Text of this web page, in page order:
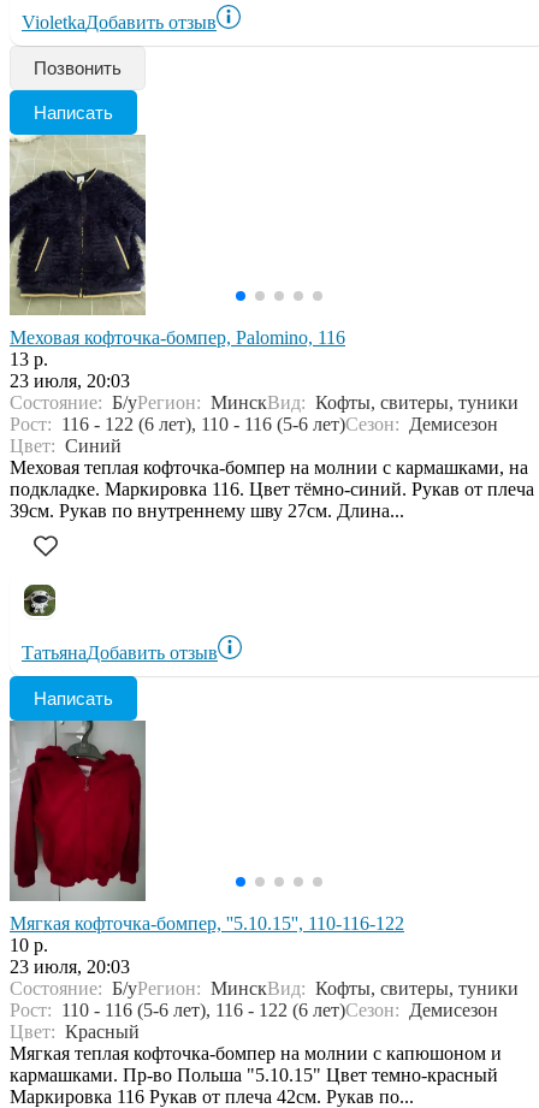
VioletkaДобавить отзыв
Позвонить
Написать
Меховая кофточка-бомпер, Palomino, 116
13 р.
23 июля, 20:03
Состояние: Б/уРегион: МинскВид: Кофты, свитеры, туники
Рост: 116 - 122 (6 лет), 110 - 116 (5-6 лет)Сезон: Демисезон
Цвет: Синий
Меховая теплая кофточка-бомпер на молнии с кармашками, на
подкладке. Маркировка 116. Цвет тёмно-синий. Рукав от плеча
39см. Рукав по внутреннему шву 27см. Длина...
ТатьянаДобавить отзыв
Написать
Мягкая кофточка-бомпер, ''5.10.15'', 110-116-122
10 р.
23 июля, 20:03
Состояние: Б/уРегион: МинскВид: Кофты, свитеры, туники
Рост: 110 - 116 (5-6 лет), 116 - 122 (6 лет)Сезон: Демисезон
Цвет: Красный
Мягкая теплая кофточка-бомпер на молнии с капюшоном и
кармашками. Пр-во Польша "5.10.15" Цвет темно-красный
Маркировка 116 Рукав от плеча 42см. Рукав по...